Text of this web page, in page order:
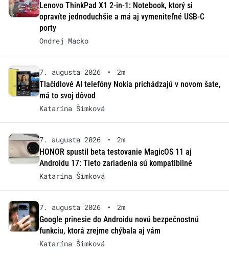
Lenovo ThinkPad X1 2-in-1: Notebook, ktorý si
opravíte jednoduchšie a má aj vymeniteľné USB-C
porty
Ondrej Macko
7. augusta 2026 •
2m
Tlačidlové AI telefóny Nokia prichádzajú v novom šate,
má to svoj dôvod
Katarína Šimková
7. augusta 2026 •
2m
HONOR spustil beta testovanie MagicOS 11 aj
Androidu 17: Tieto zariadenia sú kompatibilné
Katarína Šimková
7. augusta 2026 •
2m
Google prinesie do Androidu novú bezpečnostnú
funkciu, ktorá zrejme chýbala aj vám
Katarína Šimková